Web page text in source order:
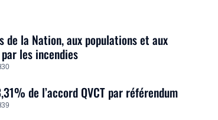
de la Nation, aux populations et aux
les incendies
de l’accord QVCT par référendum